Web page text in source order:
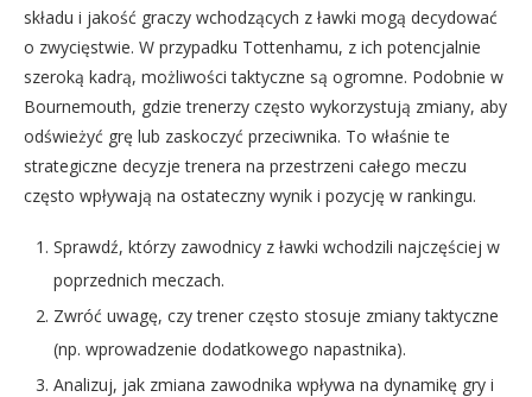
składu i jakość graczy wchodzących z ławki mogą decydować
o zwycięstwie. W przypadku Tottenhamu, z ich potencjalnie
szeroką kadrą, możliwości taktyczne są ogromne. Podobnie w
Bournemouth, gdzie trenerzy często wykorzystują zmiany, aby
odświeżyć grę lub zaskoczyć przeciwnika. To właśnie te
strategiczne decyzje trenera na przestrzeni całego meczu
często wpływają na ostateczny wynik i pozycję w rankingu.
Sprawdź, którzy zawodnicy z ławki wchodzili najczęściej w
poprzednich meczach.
Zwróć uwagę, czy trener często stosuje zmiany taktyczne
(np. wprowadzenie dodatkowego napastnika).
Analizuj, jak zmiana zawodnika wpływa na dynamikę gry i